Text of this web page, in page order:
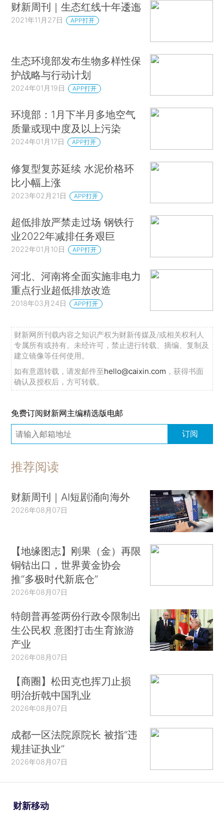
财新周刊｜生态红线十年逶迤
2021年11月27日 APP打开
生态环境部发布生物多样性保
护战略与行动计划
2024年01月19日 APP打开
环境部：1月下半月多地空气
质量或现中度及以上污染
2024年01月17日 APP打开
修复型复苏延续 水泥价格环
比小幅上涨
2023年02月21日 APP打开
超低排放严禁走过场 钢铁行
业2022年减排任务艰巨
2022年01月10日 APP打开
河北、河南将全面实施非电力
重点行业超低排放改造
2018年03月24日 APP打开
财新网所刊载内容之知识产权为财新传媒及/或相关权利人
专属所有或持有。未经许可，禁止进行转载、摘编、复制及
建立镜像等任何使用。
如有意愿转载，请发邮件至hello@caixin.com ，获得书面
确认及授权后，方可转载。
免费订阅财新网主编精选版电邮
订阅
推荐阅读
财新周刊｜AI短剧涌向海外
2026年08月07日
【地缘图志】刚果（金）再限
铜钴出口，世界黄金协会
推“多极时代新底仓”
2026年08月07日
特朗普再签两份行政令限制出
生公民权 意图打击生育旅游
产业
2026年08月07日
【商圈】松田克也挥刀止损
明治折戟中国乳业
2026年08月07日
成都一区法院原院长 被指“违
规挂证执业”
2026年08月07日
财新移动